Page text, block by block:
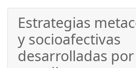
Estrategias
y socioafectivas
desarrolladas